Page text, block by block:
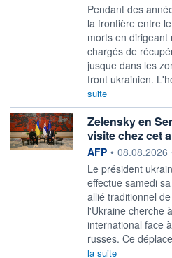
Pendant des
la frontière entre
morts en
chargés de
jusque dans les
front ukrainien.
suite
Zelensky en
visite chez cet
information
AFP • 08.08.2026
Le président
effectue samedi
allié traditionnel
l'Ukraine cherche
international face
russes. Ce
la suite